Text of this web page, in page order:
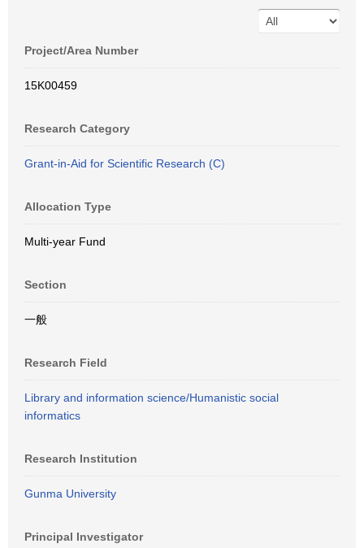
Project/Area Number
15K00459
Research Category
Grant-in-Aid for Scientific Research (C)
Allocation Type
Multi-year Fund
Section
一般
Research Field
Library and information science/Humanistic social
informatics
Research Institution
Gunma University
Principal Investigator